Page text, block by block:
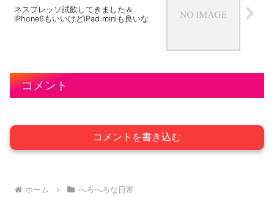
ネスプレッソ試飲してきました＆
iPhone6もいいけどiPad miniも良いな
コメント
コメントを書き込む
ホーム へろへろな日常